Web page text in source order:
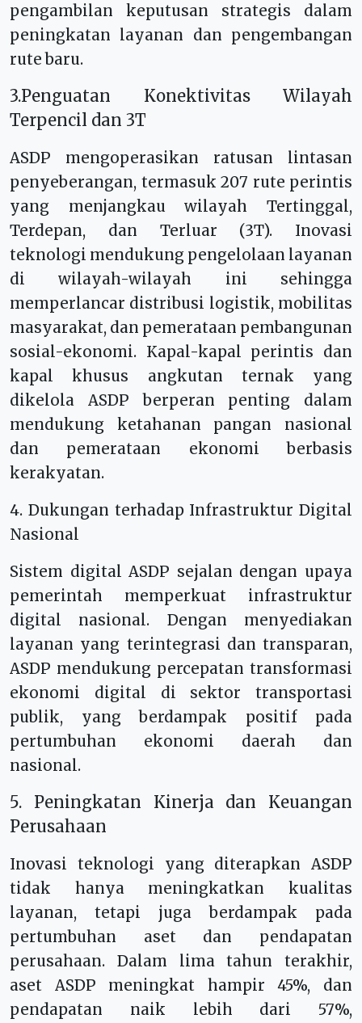
pengambilan keputusan strategis dalam
peningkatan layanan dan pengembangan
rute baru.
3.Penguatan Konektivitas Wilayah
Terpencil dan 3T
ASDP mengoperasikan ratusan lintasan
penyeberangan, termasuk 207 rute perintis
yang menjangkau wilayah Tertinggal,
Terdepan, dan Terluar (3T). Inovasi
teknologi mendukung pengelolaan layanan
di wilayah-wilayah ini sehingga
memperlancar distribusi logistik, mobilitas
masyarakat, dan pemerataan pembangunan
sosial-ekonomi. Kapal-kapal perintis dan
kapal khusus angkutan ternak yang
dikelola ASDP berperan penting dalam
mendukung ketahanan pangan nasional
dan pemerataan ekonomi berbasis
kerakyatan.
4. Dukungan terhadap Infrastruktur Digital
Nasional
Sistem digital ASDP sejalan dengan upaya
pemerintah memperkuat infrastruktur
digital nasional. Dengan menyediakan
layanan yang terintegrasi dan transparan,
ASDP mendukung percepatan transformasi
ekonomi digital di sektor transportasi
publik, yang berdampak positif pada
pertumbuhan ekonomi daerah dan
nasional.
5. Peningkatan Kinerja dan Keuangan
Perusahaan
Inovasi teknologi yang diterapkan ASDP
tidak hanya meningkatkan kualitas
layanan, tetapi juga berdampak pada
pertumbuhan aset dan pendapatan
perusahaan. Dalam lima tahun terakhir,
aset ASDP meningkat hampir 45%, dan
pendapatan naik lebih dari 57%,